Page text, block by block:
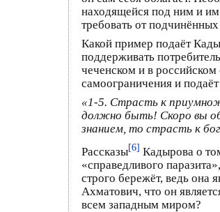
находящейся под ним и им
требовать от
Какой пример подаёт
поддерживать
чеченском и в российском
самоограничения и
«1-5. Страсть к
должно быть! Скоро вы
знанием, то страсть к
Рассказы[6] Кадырова о
«справедливого
строго бережёт, ведь она
Ахматович, что он
всем западным миром?